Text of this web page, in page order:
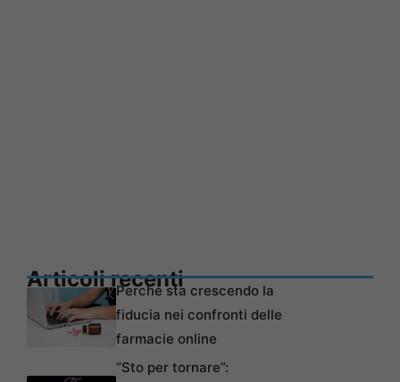
Articoli recentiPerché sta crescendo la
fiducia nei confronti delle
farmacie online
“Sto per tornare”: